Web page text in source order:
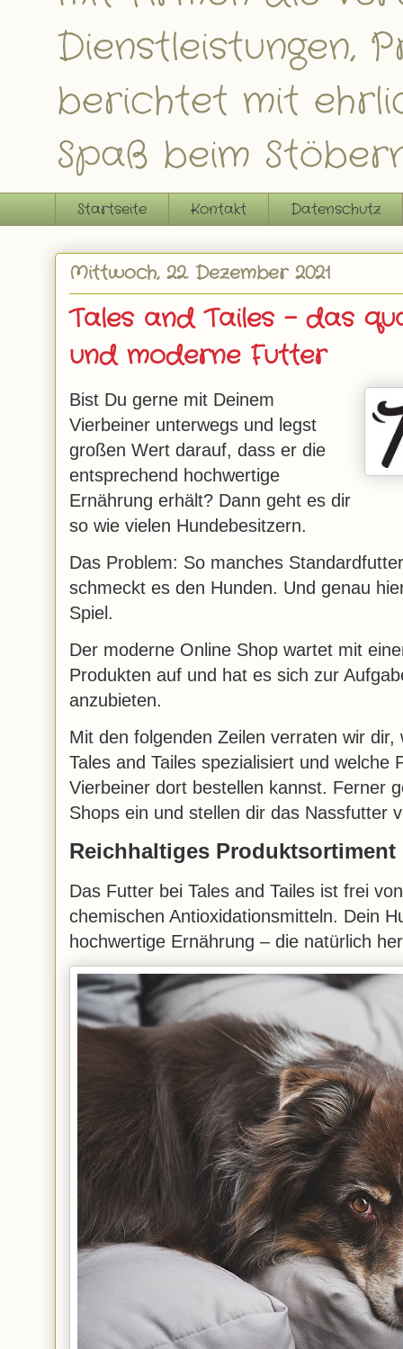
Dienstleistungen,
berichtet mit
Spaß beim
Startseite Kontakt Datenschutz
Mittwoch, 22. Dezember 2021
Tales and Tailes – das
und moderne Futter
Bist Du gerne mit Deinem
Vierbeiner unterwegs und legst
großen Wert darauf, dass er die
entsprechend hochwertige
Ernährung erhält? Dann geht es dir
so wie vielen Hundebesitzern.
Das Problem: So manches
schmeckt es den Hunden. Und genau
Spiel.
Der moderne Online Shop wartet mit
Produkten auf und hat es sich zur
anzubieten.
Mit den folgenden Zeilen verraten wir
Tales and Tailes spezialisiert und welche
Vierbeiner dort bestellen kannst. Ferner
Shops ein und stellen dir das Nassfutter
Reichhaltiges
Das Futter bei Tales and Tailes ist frei
chemischen Antioxidationsmitteln. Dein
hochwertige Ernährung – die natürlich